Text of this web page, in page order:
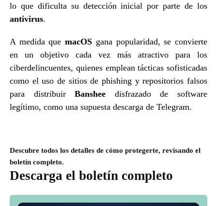
lo que dificulta su detección inicial por parte de los
antivirus.
A medida quemacOS gana popularidad, se convierte
en un objetivo cada vez más atractivo para los
ciberdelincuentes, quienes emplean tácticas sofisticadas
como el uso de sitios de phishing y repositorios falsos
para distribuirBanshee disfrazado de software
legítimo, como una supuesta descarga de Telegram.
Descubre todos los detalles de cómo protegerte, revisando el
boletín completo.
Descarga el boletín completo